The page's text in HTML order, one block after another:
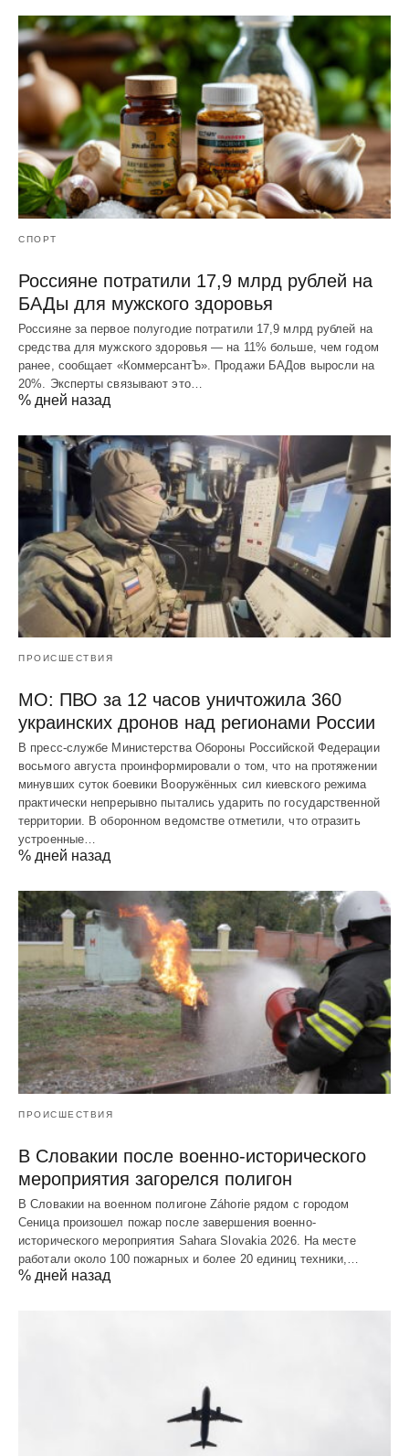
СПОРТ
Россияне потратили 17,9 млрд рублей на
БАДы для мужского здоровья
Россияне за первое полугодие потратили 17,9 млрд рублей на
средства для мужского здоровья — на 11% больше, чем годом
ранее, сообщает «КоммерсантЪ». Продажи БАДов выросли на
20%. Эксперты связывают это…
% дней назад
ПРОИСШЕСТВИЯ
МО: ПВО за 12 часов уничтожила 360
украинских дронов над регионами России
В пресс-службе Министерства Обороны Российской Федерации
восьмого августа проинформировали о том, что на протяжении
минувших суток боевики Вооружённых сил киевского режима
практически непрерывно пытались ударить по государственной
территории. В оборонном ведомстве отметили, что отразить
устроенные…
% дней назад
ПРОИСШЕСТВИЯ
В Словакии после военно-исторического
мероприятия загорелся полигон
В Словакии на военном полигоне Záhorie рядом с городом
Сеница произошел пожар после завершения военно-
исторического мероприятия Sahara Slovakia 2026. На месте
работали около 100 пожарных и более 20 единиц техники,…
% дней назад